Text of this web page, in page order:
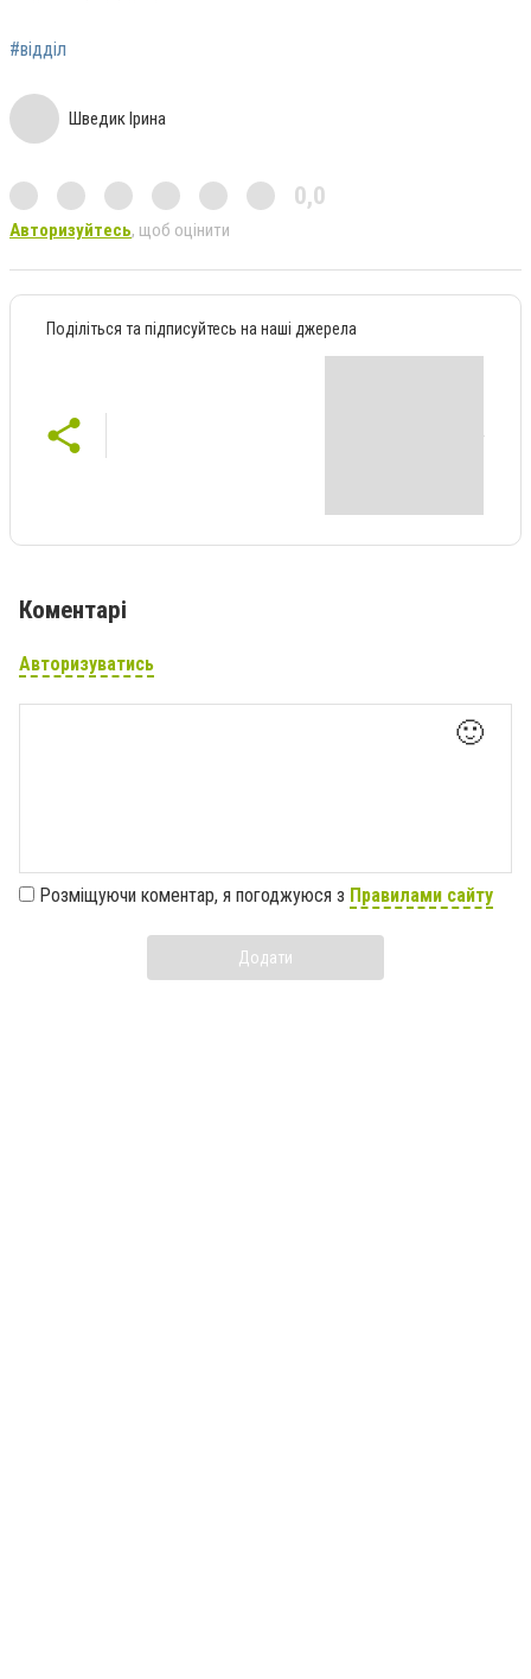
#відділ
Шведик Ірина
0,0
Авторизуйтесь, щоб оцінити
Поділіться та підписуйтесь на наші джерела
Коментарі
Авторизуватись
🙂
Розміщуючи коментар, я погоджуюся з Правилами сайту
Додати